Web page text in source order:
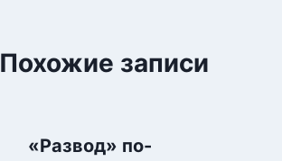
Похожие записи
«Развод» по-